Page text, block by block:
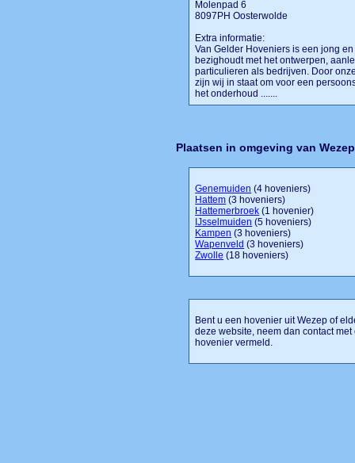
Molenpad 6
8097PH Oosterwolde
Extra informatie:
Van Gelder Hoveniers is een jong
bezighoudt met het ontwerpen,
particulieren als bedrijven. Door
zijn wij in staat om voor een
het onderhoud .......
Plaatsen in omgeving van Wezep
Genemuiden (4 hoveniers)
Hattem (3 hoveniers)
Hattemerbroek (1 hovenier)
IJsselmuiden (5 hoveniers)
Kampen (3 hoveniers)
Wapenveld (3 hoveniers)
Zwolle (18 hoveniers)
Bent u een hovenier uit Wezep of
deze website, neem dan contact
hovenier vermeld.